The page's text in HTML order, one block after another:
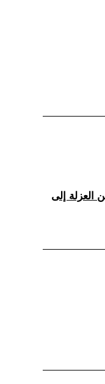
العزلة إلى